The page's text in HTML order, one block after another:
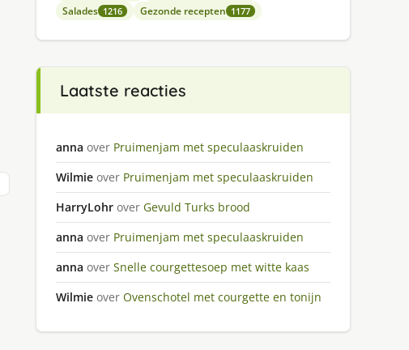
Salades 1216 Gezonde recepten 1177
Laatste reacties
anna over Pruimenjam met speculaaskruiden
Wilmie over Pruimenjam met speculaaskruiden
HarryLohr over Gevuld Turks brood
anna over Pruimenjam met speculaaskruiden
anna over Snelle courgettesoep met witte kaas
Wilmie over Ovenschotel met courgette en tonijn